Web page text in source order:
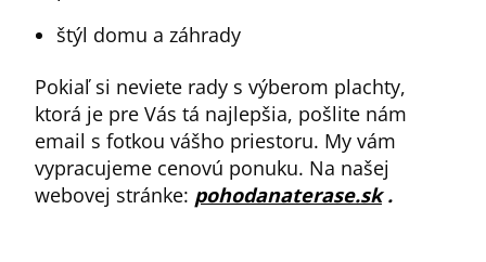
štýl domu a záhrady
Pokiaľ si neviete rady s výberom plachty,
ktorá je pre Vás tá najlepšia, pošlite nám
email s fotkou vášho priestoru. My vám
vypracujeme cenovú ponuku. Na našej
webovej stránke: pohodanaterase.sk.